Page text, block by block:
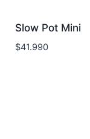
Slow Pot Mini
$41.990